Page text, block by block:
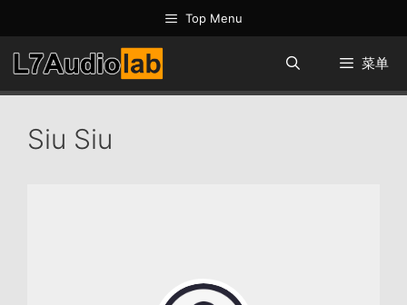
至
内
容
Top Menu
菜单
Siu Siu